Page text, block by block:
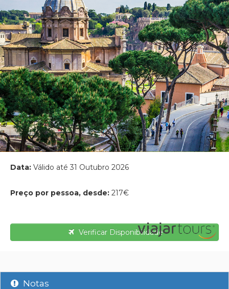
Data: Válido até 31 Outubro 2026
Preço por pessoa, desde: 217€
Verificar Disponibilidade
Notas